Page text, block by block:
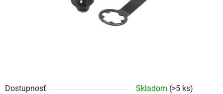
Dostupnosť Skladom (>5 ks)